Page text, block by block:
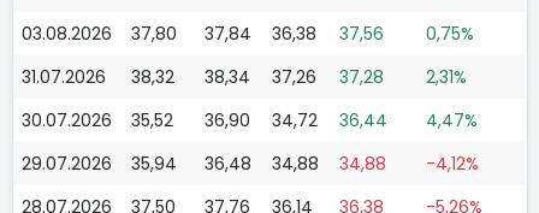
03.08.2026
37,80 37,84 36,38 37,56
0,75%
31.07.2026
38,32 38,34 37,26 37,28
2,31%
30.07.2026
35,52 36,90 34,72 36,44
4,47%
29.07.2026
35,94 36,48 34,88 34,88
-4,12%
28.07.2026
37,50 37,76 36,14 36,38
-5,26%